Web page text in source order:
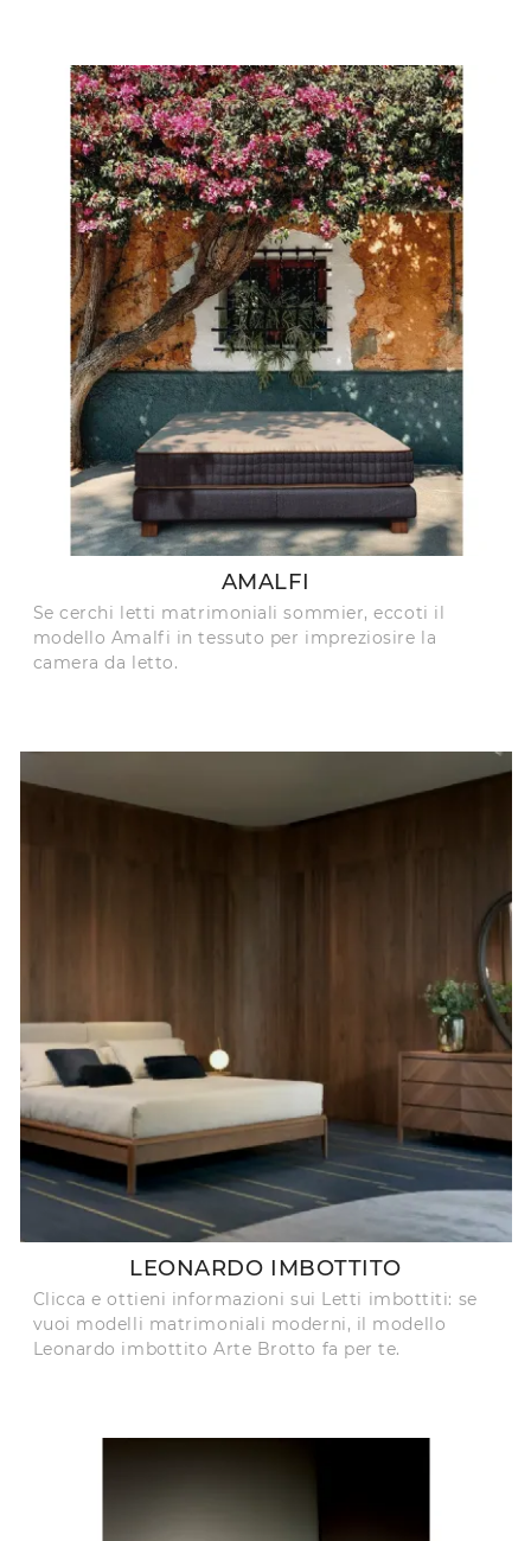
AMALFI
Se cerchi letti matrimoniali sommier, eccoti il
modello Amalfi in tessuto per impreziosire la
camera da letto.
LEONARDO IMBOTTITO
Clicca e ottieni informazioni sui Letti imbottiti: se
vuoi modelli matrimoniali moderni, il modello
Leonardo imbottito Arte Brotto fa per te.